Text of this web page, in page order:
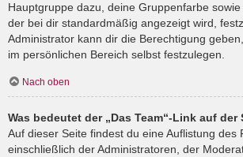
Hauptgruppe dazu, deine Gruppenfarbe
der bei dir standardmäßig angezeigt wird,
Administrator kann dir die Berechtigung
im persönlichen Bereich selbst festzulegen.
Nach oben
Was bedeutet der „Das Team“-Link auf der
Auf dieser Seite findest du eine Auflistung des
einschließlich der Administratoren, der